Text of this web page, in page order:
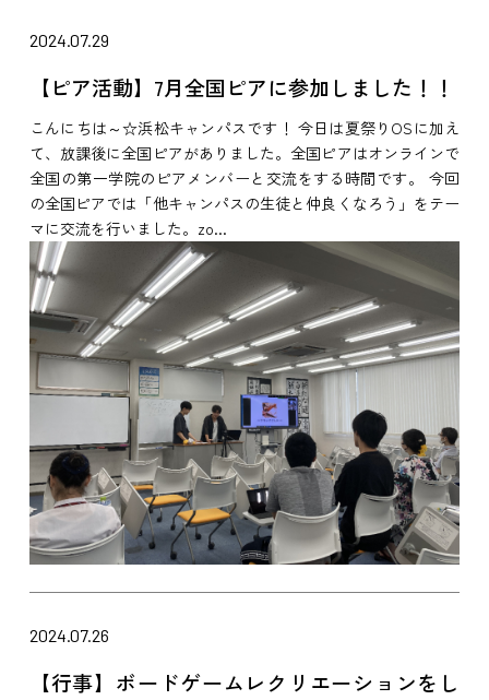
2024.07.29
【ピア活動】7月全国ピアに参加しました！！
こんにちは～☆浜松キャンパスです！ 今日は夏祭りOSに加え
て、放課後に全国ピアがありました。全国ピアはオンラインで
全国の第一学院のピアメンバーと交流をする時間です。 今回
の全国ピアでは「他キャンパスの生徒と仲良くなろう」をテー
マに交流を行いました。zo...
2024.07.26
【行事】ボードゲームレクリエーションをし